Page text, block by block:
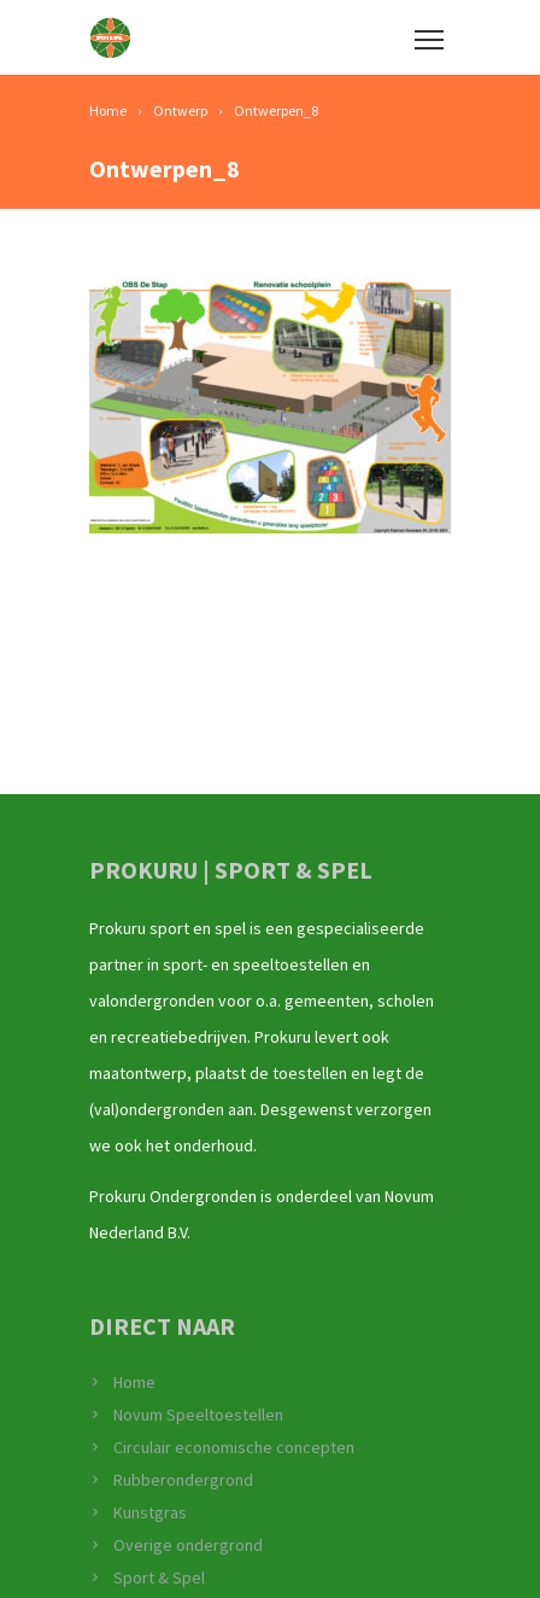
Home Ontwerp Ontwerpen_8
Ontwerpen_8
PROKURU | SPORT & SPEL
Prokuru sport en spel is een gespecialiseerde
partner in sport- en speeltoestellen en
valondergronden voor o.a. gemeenten, scholen
en recreatiebedrijven. Prokuru levert ook
maatontwerp, plaatst de toestellen en legt de
(val)ondergronden aan. Desgewenst verzorgen
we ook het onderhoud.
Prokuru Ondergronden is onderdeel van Novum
Nederland B.V.
DIRECT NAAR
Home
Novum Speeltoestellen
Circulair economische concepten
Rubberondergrond
Kunstgras
Overige ondergrond
Sport & Spel